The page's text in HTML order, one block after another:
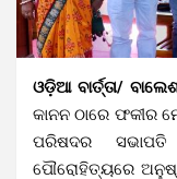
ଓଡ଼ିଆ ବାର୍ତ୍ତା/
କାନନ ଠାରେ ଫକୀର
ପରିଷଦର
ପୌରୋହିତ୍ୟରେ